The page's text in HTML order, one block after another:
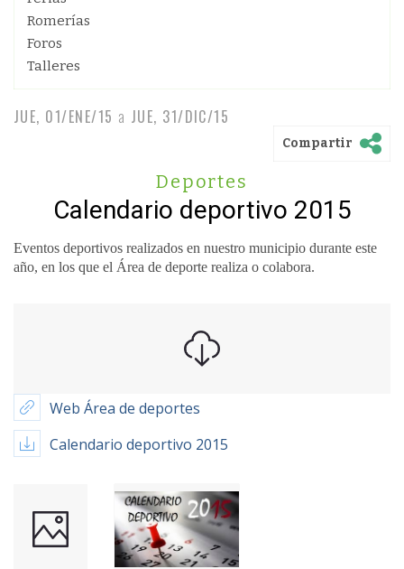
Romerías
Foros
Talleres
JUE, 01/ENE/15 a JUE, 31/DIC/15
Compartir
Deportes
Calendario deportivo 2015
Eventos deportivos realizados en nuestro municipio durante este
año, en los que el Área de deporte realiza o colabora.
Web Área de deportes
Calendario deportivo 2015